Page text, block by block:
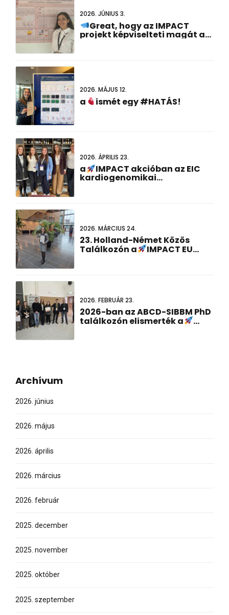
2026. JÚNIUS 3.
Great, hogy az IMPACT
projekt képviselteti magát a
2026. MÁJUS 12.
a ismét egy #HATÁS!
2026. ÁPRILIS 23.
a IMPACT akcióban az EIC
kardiogenomikai
2026. MÁRCIUS 24.
23. Holland-Német Közös
Találkozón a IMPACT EU
2026. FEBRUÁR 23.
2026-ban az ABCD-SIBBM PhD
találkozón elismerték a
Archívum
2026. június
2026. május
2026. április
2026. március
2026. február
2025. december
2025. november
2025. október
2025. szeptember